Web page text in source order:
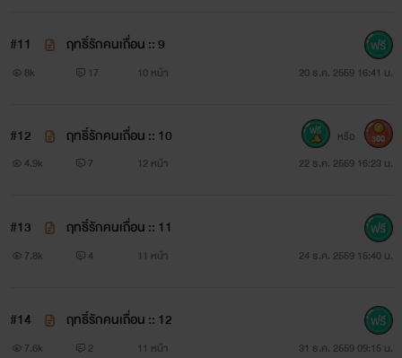
#11 ฤทธิ์รักคนเถื่อน :: 9
8k 17 10 หน้า 20 ธ.ค. 2559 16:41 น.
#12 ฤทธิ์รักคนเถื่อน :: 10
4.9k 7 12 หน้า 22 ธ.ค. 2559 16:23 น.
หรือ 300
#13 ฤทธิ์รักคนเถื่อน :: 11
7.8k 4 11 หน้า 24 ธ.ค. 2559 15:40 น.
#14 ฤทธิ์รักคนเถื่อน :: 12
7.6k 2 11 หน้า 31 ธ.ค. 2559 09:15 น.